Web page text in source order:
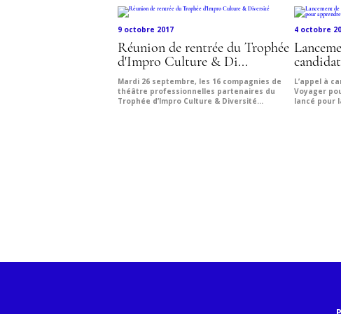
9 octobre 2017
Réunion de rentrée du Trophée
d'Impro Culture & Di...
Mardi 26 septembre, les 16 compagnies de
théâtre professionnelles partenaires du
Trophée d’Impro Culture & Diversité...
4 octobre
L’appel à
Voyager
lancé pour